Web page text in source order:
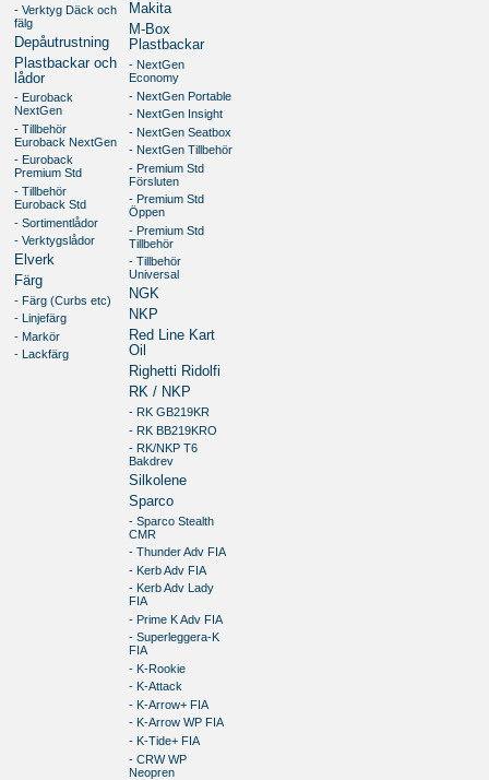
- Verktyg Däck och
fälg
Depåutrustning
Plastbackar och
lådor
- Euroback
NextGen
- Tillbehör
Euroback NextGen
- Euroback
Premium Std
- Tillbehör
Euroback Std
- Sortimentlådor
- Verktygslådor
Elverk
Färg
- Färg (Curbs etc)
- Linjefärg
- Markör
- Lackfärg
Makita
M-Box
Plastbackar
- NextGen
Economy
- NextGen Portable
- NextGen Insight
- NextGen Seatbox
- NextGen Tillbehör
- Premium Std
Försluten
- Premium Std
Öppen
- Premium Std
Tillbehör
- Tillbehör
Universal
NGK
NKP
Red Line Kart
Oil
Righetti Ridolfi
RK / NKP
- RK GB219KR
- RK BB219KRO
- RK/NKP T6
Bakdrev
Silkolene
Sparco
- Sparco Stealth
CMR
- Thunder Adv FIA
- Kerb Adv FIA
- Kerb Adv Lady
FIA
- Prime K Adv FIA
- Superleggera-K
FIA
- K-Rookie
- K-Attack
- K-Arrow+ FIA
- K-Arrow WP FIA
- K-Tide+ FIA
- CRW WP
Neopren